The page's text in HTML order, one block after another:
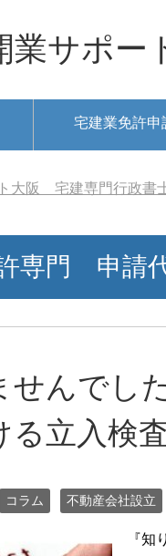
業サポ
宅建業免許申
大阪 宅建専門行政書
許専門 申
せんでし
る立入検
コラム 不動産会社設立
『知